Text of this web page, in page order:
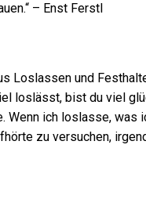
– Enst Ferstl
Loslassen und
loslässt, bist du viel
ich loslasse, was
zu versuchen,